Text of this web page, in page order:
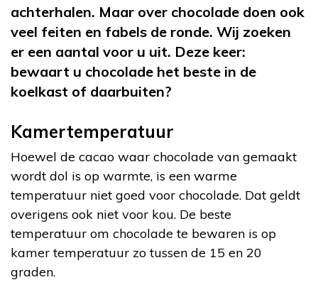
achterhalen. Maar over chocolade doen ook
veel feiten en fabels de ronde. Wij zoeken
er een aantal voor u uit. Deze keer:
bewaart u chocolade het beste in de
koelkast of daarbuiten?
Kamertemperatuur
Hoewel de cacao waar chocolade van gemaakt
wordt dol is op warmte, is een warme
temperatuur niet goed voor chocolade. Dat geldt
overigens ook niet voor kou. De beste
temperatuur om chocolade te bewaren is op
kamer temperatuur zo tussen de 15 en 20
graden.